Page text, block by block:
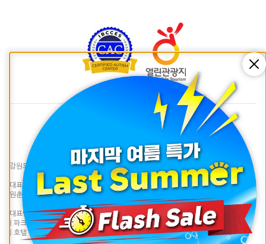
강원도 춘천시 하중도길128 | LEGOLAND® Korea Resort
대표자 : 이성호 | 사업자등록번호 : 617-81-99974 | 통신판매업신고번호 : 제 2021-강
원춘천-0527호 |
대표번호 033) 815-2300 (연중 10:00~18:00 / 점심 휴식 12:00~13:00)
| 파크 문의LLKR.Experiences@legoland.com
| 호텔 문의LLKR.Reservations@legoland.com